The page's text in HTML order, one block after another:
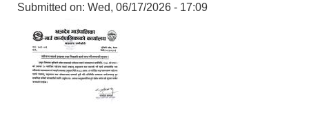
Submitted on: Wed, 06/17/2026 - 17:09